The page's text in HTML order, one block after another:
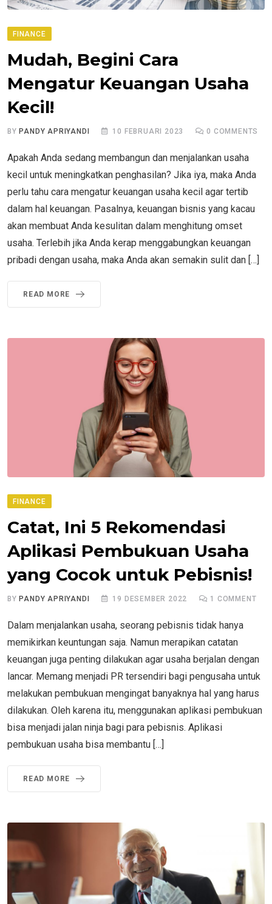
FINANCE
Mudah, Begini Cara
Mengatur Keuangan Usaha
Kecil!
BYPANDY APRIYANDI 10 FEBRUARI 2023 0 COMMENTS
Apakah Anda sedang membangun dan menjalankan usaha
kecil untuk meningkatkan penghasilan? Jika iya, maka Anda
perlu tahu cara mengatur keuangan usaha kecil agar tertib
dalam hal keuangan. Pasalnya, keuangan bisnis yang kacau
akan membuat Anda kesulitan dalam menghitung omset
usaha. Terlebih jika Anda kerap menggabungkan keuangan
pribadi dengan usaha, maka Anda akan semakin sulit dan […]
READ MORE
FINANCE
Catat, Ini 5 Rekomendasi
Aplikasi Pembukuan Usaha
yang Cocok untuk Pebisnis!
BY PANDY APRIYANDI 19 DESEMBER 2022 1 COMMENT
Dalam menjalankan usaha, seorang pebisnis tidak hanya
memikirkan keuntungan saja. Namun merapikan catatan
keuangan juga penting dilakukan agar usaha berjalan dengan
lancar. Memang menjadi PR tersendiri bagi pengusaha untuk
melakukan pembukuan mengingat banyaknya hal yang harus
dilakukan. Oleh karena itu, menggunakan aplikasi pembukuan
bisa menjadi jalan ninja bagi para pebisnis. Aplikasi
pembukuan usaha bisa membantu […]
READ MORE